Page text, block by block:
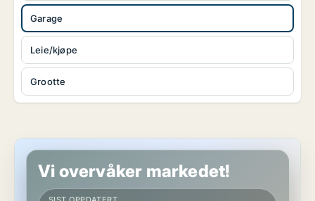
Garage
Leie/kjøpe
Grootte
Kontor i Graz, Steiermark
Vi overvåker markedet!